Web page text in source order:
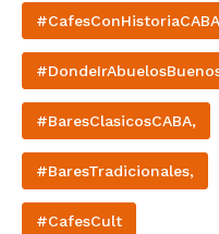
#BaresClasicosCABA,
#BaresTradicionales,
#CafesCult